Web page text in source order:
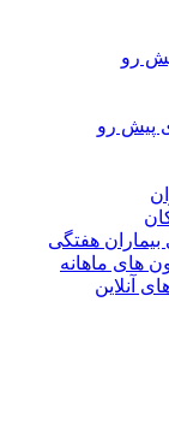
رو
پیش رو
هفتگی
های ماهانه
آنلاین